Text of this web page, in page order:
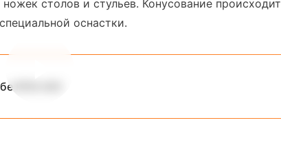
столов и стульев. Конусование происходит
оснастки.
RFM 400